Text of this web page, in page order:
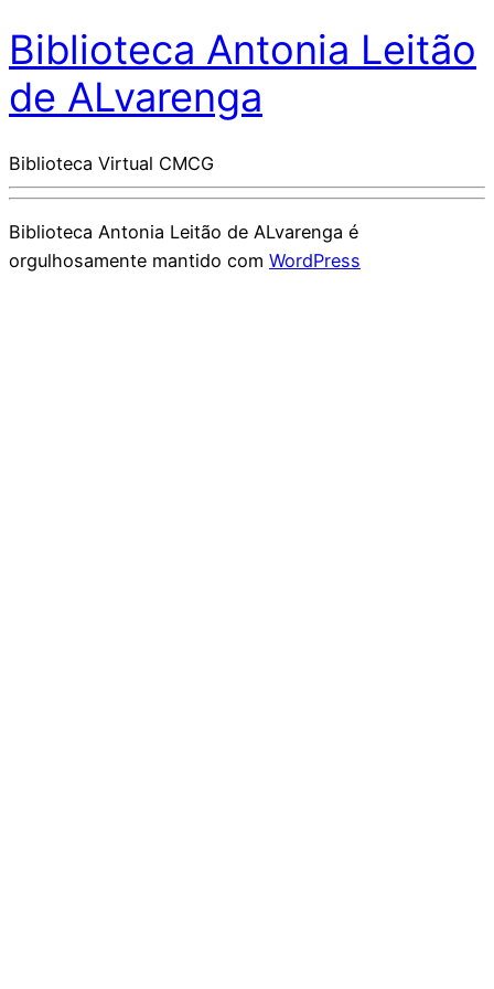
Biblioteca Antonia Leitão
de ALvarenga
Biblioteca Virtual CMCG
Biblioteca Antonia Leitão de ALvarenga é
orgulhosamente mantido com WordPress